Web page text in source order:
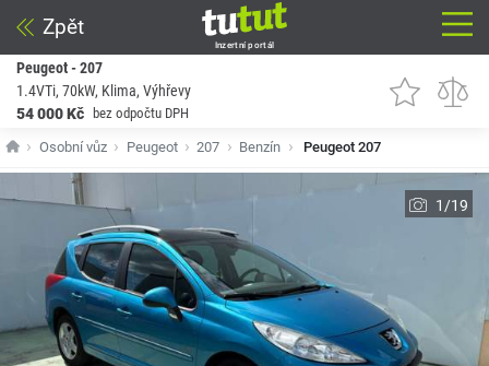
Zpět
Inzertní portál
Peugeot - 207
1.4VTi, 70kW, Klima, Výhřevy
54 000 Kč
bez odpočtu DPH
Osobní vůz Peugeot 207 Benzín Peugeot 207
1/19